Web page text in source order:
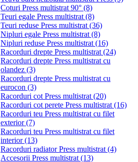
Coturi Press multistrat 90° (8)
Teuri egale Press multistrat (8)
Teuri reduse Press multistrat (36)
Nipluri egale Press multistrat (8)
Nipluri reduse Press multistrat (16)
Racorduri drepte Press multistrat (24)
Racorduri drepte Press multistrat cu
olandez (3)
Racorduri drepte Press multistrat cu
eurocon (3)
Racorduri cot Press multistrat (20)
Racorduri cot perete Press multistrat (16)
Racorduri teu Press multistrat cu filet
exterior(7)
Racorduri teu Press multistrat cu filet
interior(13)
Racorduri radiator Press multistrat (4)
Accesorii Press multistrat (13)